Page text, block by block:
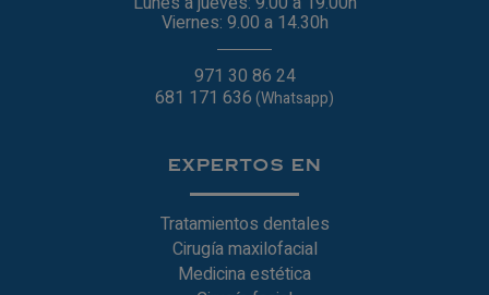
Viernes: 9.00 a 14.30h
971 30 86 24
681 171 636(Whatsapp)
EXPERTOS EN
Tratamientos dentales
Cirugía maxilofacial
Medicina estética